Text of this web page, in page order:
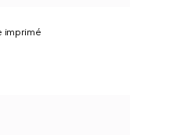
imprimé